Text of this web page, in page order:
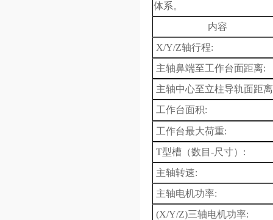
体系。
内容
X/Y/Z轴行程:
主轴鼻端至工作台面距离:
主轴中心至立柱导轨面距离
工作台面积:
工作台最大荷重:
T型槽（数目-尺寸） :
主轴转速:
主轴电机功率:
(X/Y/Z)三轴电机功率: